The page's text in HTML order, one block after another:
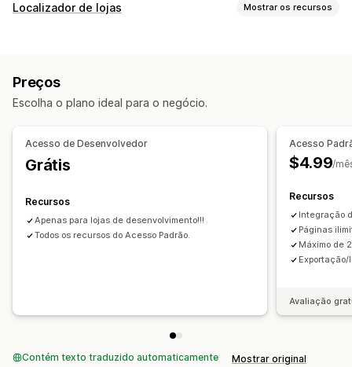
Localizador de lojas Mostrar os recursos
Ícones personalizados
Importação e exportação
Pesquisa e filtros
Preenchimento automático
Preços
Escolha o plano ideal para o negócio.
Acesso de Desenvolvedor
Grátis
Recursos
Apenas para lojas de desenvolvimento!!!
Todos os recursos do Acesso Padrão.
Acesso
$4.99/
Recursos
Integração
Páginas
Máximo de
Exportação/
Avaliação
Contém texto traduzido automaticamente Mostrar original